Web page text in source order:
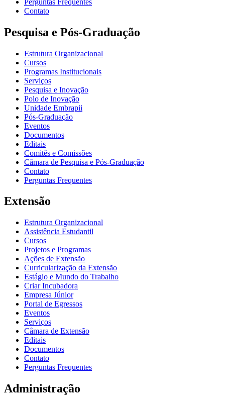
Contato
Pesquisa e Pós-Graduação
Estrutura Organizacional
Cursos
Programas Institucionais
Serviços
Pesquisa e Inovação
Polo de Inovação
Unidade Embrapii
Pós-Graduação
Eventos
Documentos
Editais
Comitês e Comissões
Câmara de Pesquisa e Pós-Graduação
Contato
Perguntas Frequentes
Extensão
Estrutura Organizacional
Assistência Estudantil
Cursos
Projetos e Programas
Ações de Extensão
Curricularização da Extensão
Estágio e Mundo do Trabalho
Criar Incubadora
Empresa Júnior
Portal de Egressos
Eventos
Serviços
Câmara de Extensão
Editais
Documentos
Contato
Perguntas Frequentes
Administração